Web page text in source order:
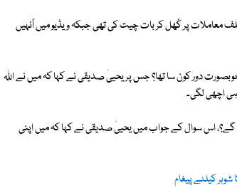
معاملات پر کُھل کر بات چیت کی تھی جبکہ ویڈیو میں اُنہیں
دور کون سا تھا؟ جس پر یحییٰ صدیقی نے کہا کہ میں نے اللہ
اچھی لگی۔
گے؟، اس سوال کے جواب میں یحییٰ صدیقی نے کہا کہ میں اپنی
کیلئے پیغام